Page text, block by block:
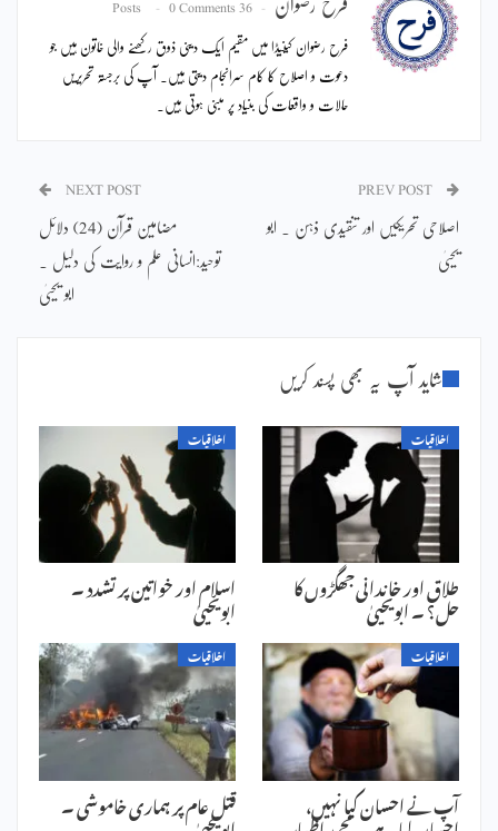
فرح رضوان 36 Posts
0 Comments
فرح رضوان کینیڈا میں مقیم ایک دینی ذوق رکھنے والی خاتون ہیں جو
دعوت و اصلاح کا کام سرانجام دیتی ہیں۔ آپ کی برجستہ تحریریں
حالات و واقعات کی بنیاد پر مبنی ہوتی ہیں۔
اصلاحی تحریکیں اور تنقیدی ذہن ۔ ابو
یحییٰ
NEXT POST
مضامین قرآن (24) دلائل
توحید:انسانی علم و روایت کی دلیل ۔
ابو یحییٰ
شاید آپ یہ بھی پسند کریں
اخلاقیات
طلاق اور خاندانی جھگڑوں کا
حل؟ ۔ ابویحییٰ
اخلاقیات
اسلام اور خواتین پر تشدد ۔
ابویحییٰ
اخلاقیات
آپ نے احسان کیا نہیں،
اخلاقیات
قتل عام پر ہماری خاموشی ۔